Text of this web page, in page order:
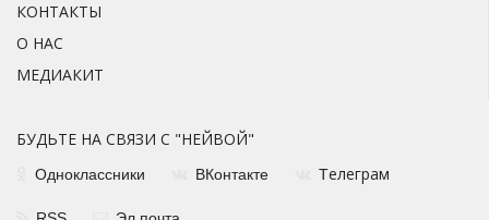
КОНТАКТЫ
О НАС
МЕДИАКИТ
БУДЬТЕ НА СВЯЗИ С "НЕЙВОЙ"
Одноклассники ВКонтакте Телеграм